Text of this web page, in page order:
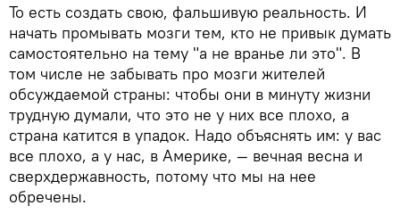
То есть создать свою, фальшивую реальность. И
начать промывать мозги тем, кто не привык думать
самостоятельно на тему "а не вранье ли это". В
том числе не забывать про мозги жителей
обсуждаемой страны: чтобы они в минуту жизни
трудную думали, что это не у них все плохо, а
страна катится в упадок. Надо объяснять им: у вас
все плохо, а у нас, в Америке, — вечная весна и
сверхдержавность, потому что мы на нее
обречены.